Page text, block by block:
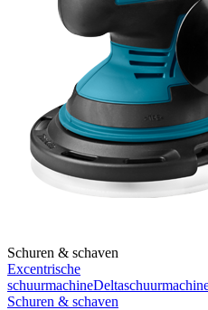
Schuren & schaven
Excentrische
schuurmachine
Schuren & schaven